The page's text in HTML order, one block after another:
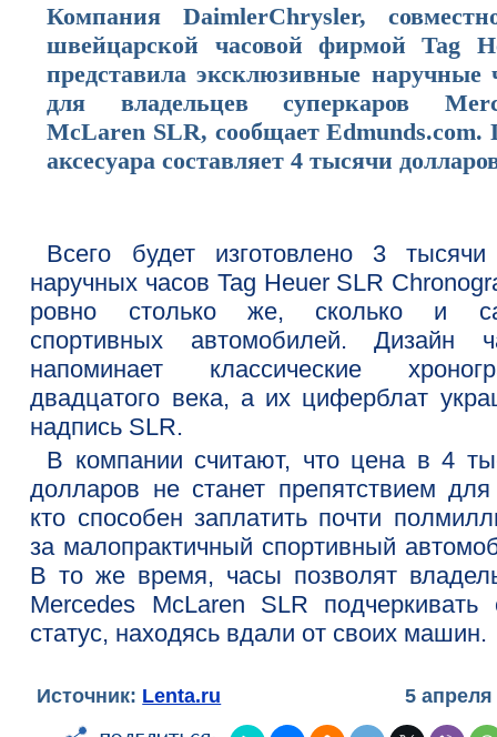
Компания DaimlerChrysler,
швейцарской часовой фирмой Tag
представила эксклюзивные наручные
для владельцев суперкаров
McLaren SLR, сообщает Edmunds.com.
аксесуара составляет 4 тысячи
Всего будет изготовлено 3
наручных часов Tag Heuer SLR
ровно столько же, сколько и
спортивных автомобилей. Дизайн
напоминает классические
двадцатого века, а их циферблат
надпись SLR.
В компании считают, что цена в 4
долларов не станет препятствием для
кто способен заплатить почти
за малопрактичный спортивный
В то же время, часы позволят
Mercedes McLaren SLR подчеркивать
статус, находясь вдали от своих машин.
Источник: Lenta.ru 5 апреля